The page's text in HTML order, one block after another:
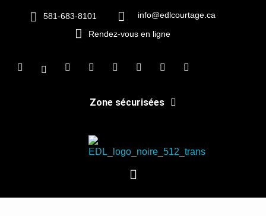
581-683-8101 info@edlcourtage.ca
Rendez-vous en ligne
Zone sécurisées